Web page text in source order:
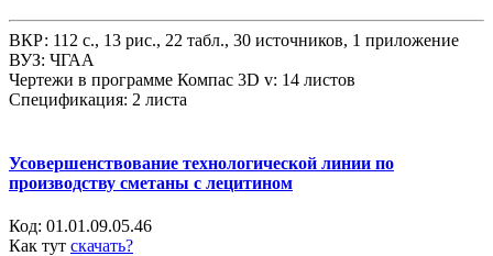
ВКР: 112 с., 13 рис., 22 табл., 30 источников, 1 приложение
ВУЗ: ЧГАА
Чертежи в программе Компас 3D v: 14 листов
Спецификация: 2 листа
Усовершенствование технологической линии по
производству сметаны с лецитином
Код: 01.01.09.05.46
Как тут скачать?